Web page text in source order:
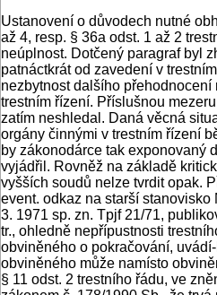
Ustanovení o důvodech nutné
až 4, resp. § 36a odst. 1 až 2
neúplnost. Dotčený paragraf byl
patnáctkrát od zavedení v
nezbytnost dalšího
trestním řízení. Příslušnou
zatím neshledal. Daná věcná
orgány činnými v trestním řízení
by zákonodárce tak exponovaný
vyjádřil. Rovněž na základě
vyšších soudů nelze tvrdit opak.
event. odkaz na starší
3. 1971 sp. zn. Tpjf 21/71,
tr., ohledně nepřípustnosti
obviněného o pokračování,
obviněného může namísto
§ 11 odst. 2 trestního řádu, ve